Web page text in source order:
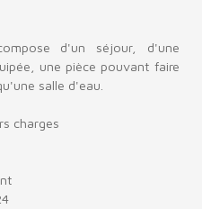
d'un séjour, d'une
une pièce pouvant faire
salle d'eau.
charges